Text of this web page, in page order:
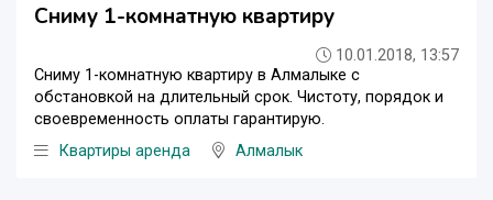
Сниму 1-комнатную квартиру
10.01.2018, 13:57
Сниму 1-комнатную квартиру в Алмалыке с
обстановкой на длительный срок. Чистоту, порядок и
своевременность оплаты гарантирую.
Квартиры аренда
Алмалык